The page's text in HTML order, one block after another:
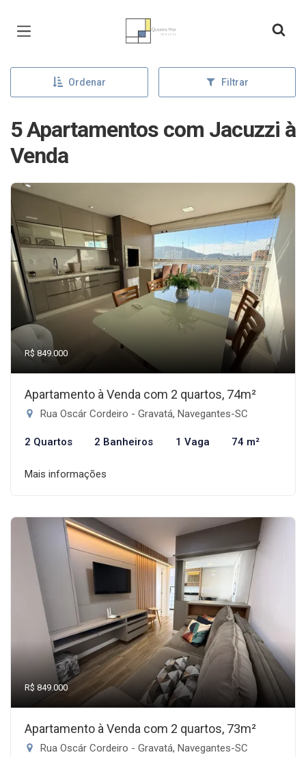
Página inicial
Ordenar Filtrar
5 Apartamentos com Jacuzzi à
Venda
R$ 849.000
Apartamento à Venda com 2 quartos, 74m²
Rua Oscár Cordeiro - Gravatá, Navegantes-SC
2 Quartos 2 Banheiros 1 Vaga 74 m²
Mais informações
R$ 849.000
Apartamento à Venda com 2 quartos, 73m²
Rua Oscár Cordeiro - Gravatá, Navegantes-SC